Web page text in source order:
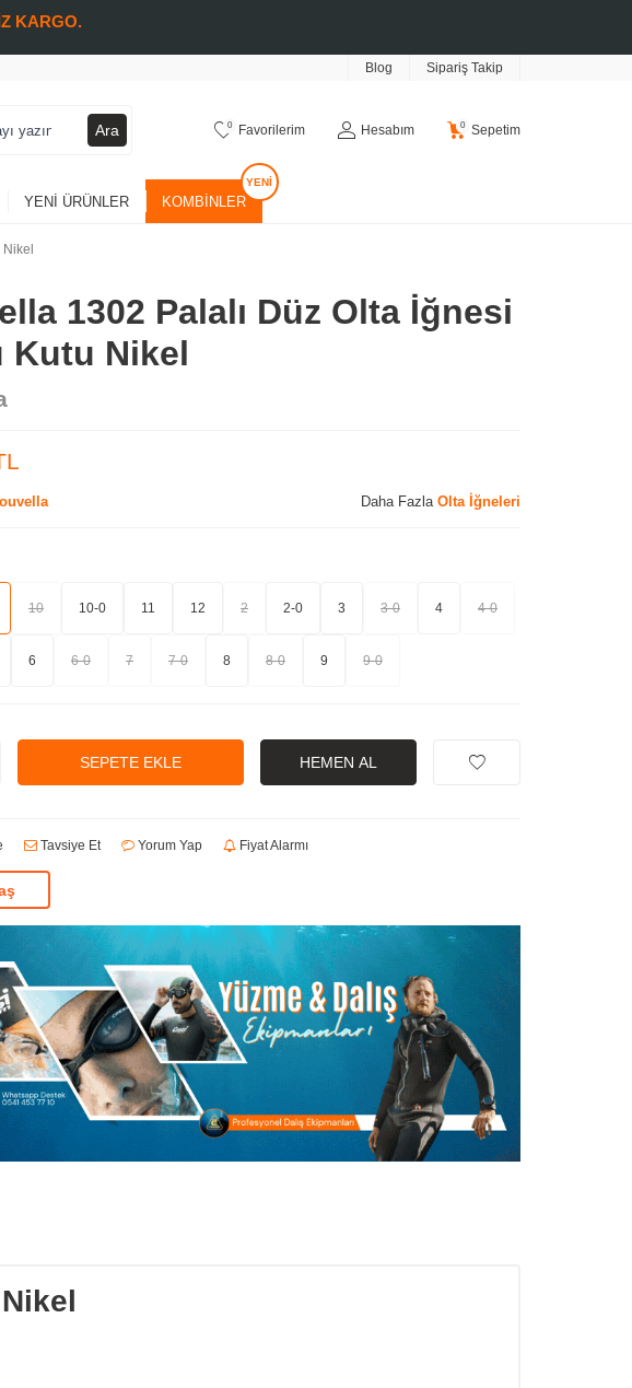
KARGO.
Blog Sipariş Takip
Ara 0 Favorilerim Hesabım 0 Sepetim
YENI ÜRÜNLER KOMBINLER
1302 Palalı Düz Olta İğnesi
Kutu Nikel
Daha Fazla Olta İğneleri
10 10-0 11 12 2 2-0 3 3-0 4 4-0
6 6-0 7 7-0 8 8-0 9 9-0
SEPETE EKLE HEMEN AL
Tavsiye Et Yorum Yap Fiyat Alarmı